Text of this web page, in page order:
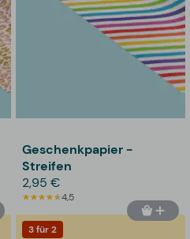
Geschenkpapier -
Streifen
2,95 €
4,5
3 für 2